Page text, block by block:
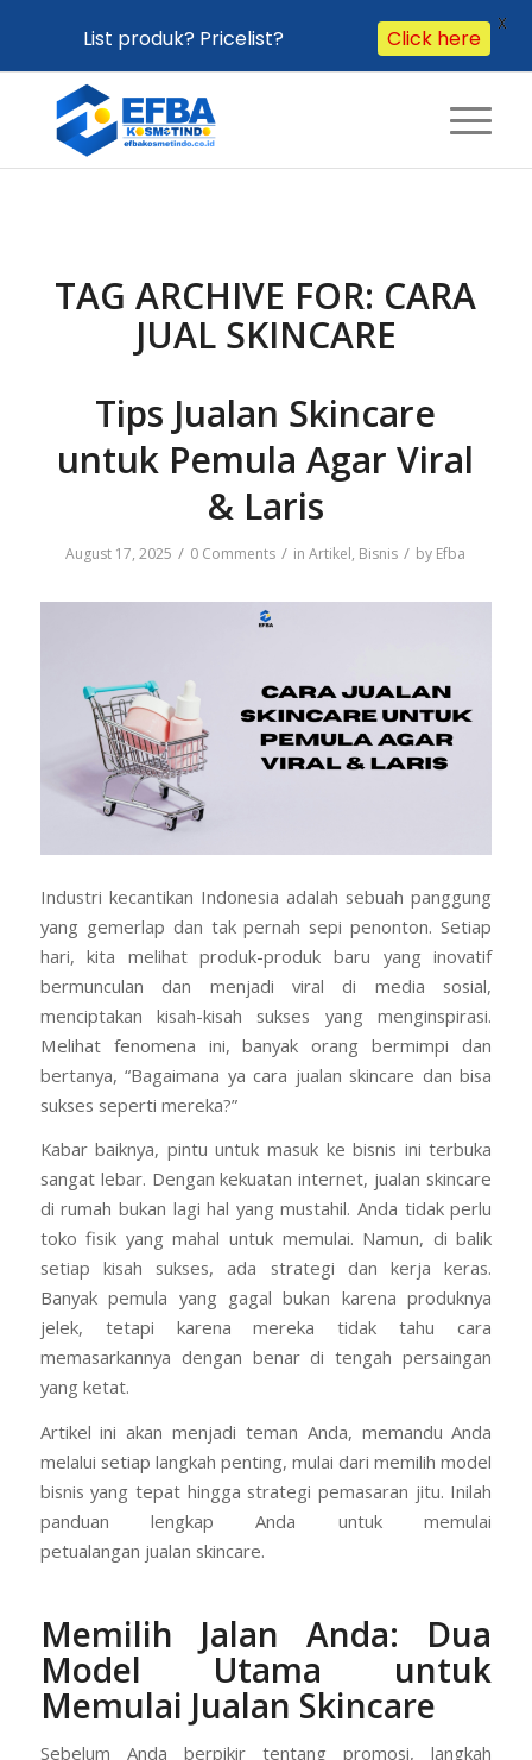
TAG ARCHIVE FOR: CARA
JUAL SKINCARE
Tips Jualan Skincare
untuk Pemula Agar Viral
& Laris
August 17, 2025 / 0 Comments / inArtikel, Bisnis / by Efba
Industri kecantikan Indonesia adalah sebuah panggung
yang gemerlap dan tak pernah sepi penonton. Setiap
hari, kita melihat produk-produk baru yang inovatif
bermunculan dan menjadi viral di media sosial,
menciptakan kisah-kisah sukses yang menginspirasi.
Melihat fenomena ini, banyak orang bermimpi dan
bertanya, “Bagaimana ya cara jualan skincare dan bisa
sukses seperti mereka?”
Kabar baiknya, pintu untuk masuk ke bisnis ini terbuka
sangat lebar. Dengan kekuatan internet, jualan skincare
di rumah bukan lagi hal yang mustahil. Anda tidak perlu
toko fisik yang mahal untuk memulai. Namun, di balik
setiap kisah sukses, ada strategi dan kerja keras.
Banyak pemula yang gagal bukan karena produknya
jelek, tetapi karena mereka tidak tahu cara
memasarkannya dengan benar di tengah persaingan
yang ketat.
Artikel ini akan menjadi teman Anda, memandu Anda
melalui setiap langkah penting, mulai dari memilih model
bisnis yang tepat hingga strategi pemasaran jitu. Inilah
panduan lengkap Anda untuk memulai
petualangan jualan skincare.
Memilih Jalan Anda: Dua
Model Utama untuk
Memulai Jualan Skincare
Sebelum Anda berpikir tentang promosi, langkah
List produk? Pricelist? Click here
X